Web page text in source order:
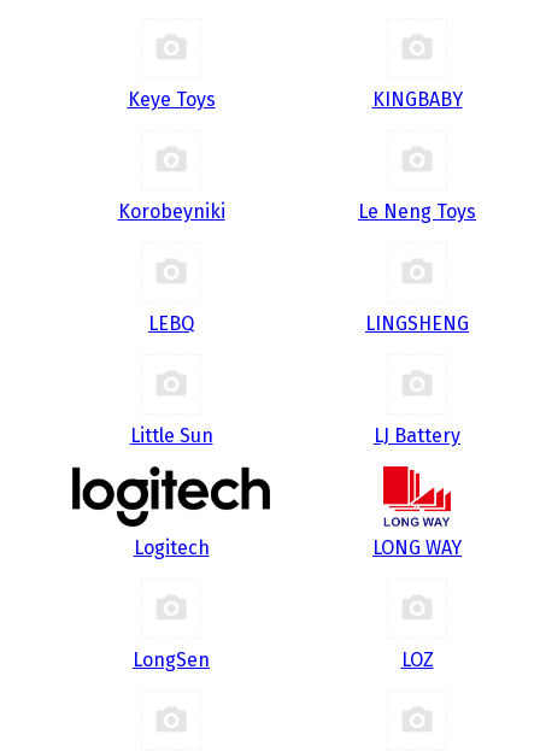
Keye Toys KINGBABY
Korobeyniki Le Neng Toys
LEBQ LINGSHENG
Little Sun LJ Battery
Logitech LONG WAY
LongSen LOZ